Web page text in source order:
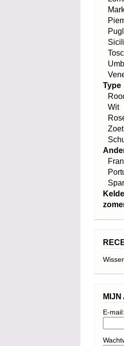
Type
Wit
Zoet
E-mail: